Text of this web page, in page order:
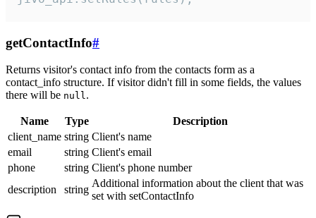
getContactInfo#
Returns visitor's contact info from the contacts form as a
contact_info structure. If visitor didn't fill in some fields, the values
there will be null.
Name Type
Description
client_name string Client's name
email
string Client's email
phone
string Client's phone number
description
string
Additional information about the client that was
set with setContactInfo